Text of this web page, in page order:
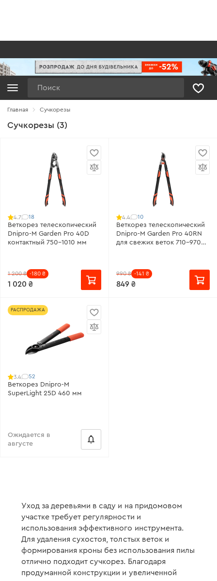
Главная Сучкорезы
Сучкорезы (3)
4.7 18
Веткорез телескопический
Dnipro-M Garden Pro 40D
контактный 750-1010 мм
1 200 ₴ -180 ₴
1 020 ₴
4.4 10
Веткорез телескопический
Dnipro-M Garden Pro 40RN
для свежих веток 710-970
990 ₴ -141 ₴
849 ₴
РАСПРОДАЖА
3.4 52
Веткорез Dnipro-M
SuperLight 25D 460 мм
Ожидается в
августе
Уход за деревьями в саду и на придомовом
участке требует регулярности и
использования эффективного инструмента.
Для удаления сухостоя, толстых веток и
формирования кроны без использования пилы
отлично подходит сучкорез. Благодаря
продуманной конструкции и увеличенной